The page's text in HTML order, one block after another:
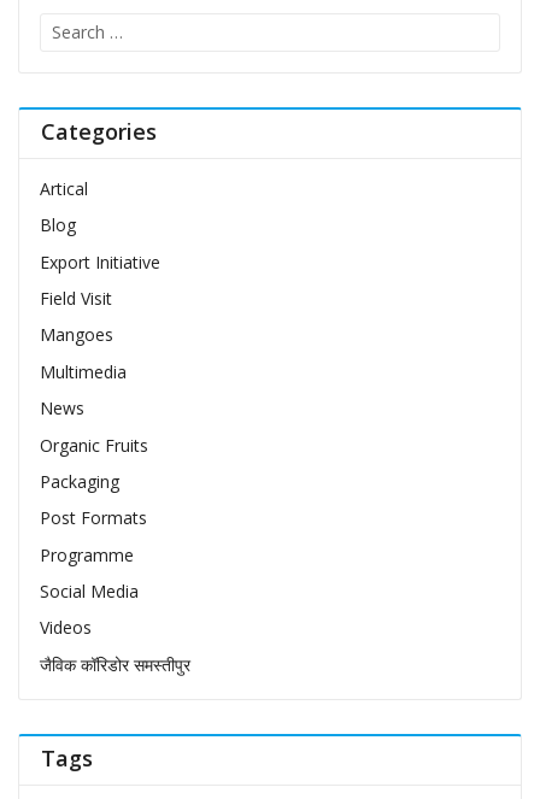
Search
Categories
Artical
Blog
Export Initiative
Field Visit
Mangoes
Multimedia
News
Organic Fruits
Packaging
Post Formats
Programme
Social Media
Videos
जैविक कॉरिडोर समस्तीपुर
Tags